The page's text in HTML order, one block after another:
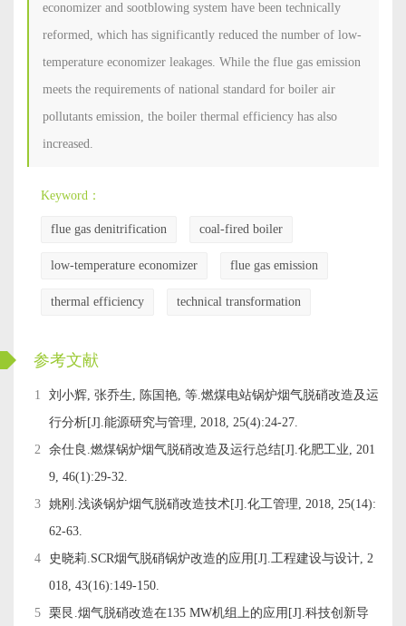
economizer and sootblowing system have been technically
reformed, which has significantly reduced the number of low-
temperature economizer leakages. While the flue gas emission
meets the requirements of national standard for boiler air
pollutants emission, the boiler thermal efficiency has also
increased.
Keyword：
flue gas denitrification coal-fired boiler
low-temperature economizer flue gas emission
thermal efficiency technical transformation
ckwx
参考文献
1
刘小辉, 张乔生, 陈国艳, 等.燃煤电站锅炉烟气脱硝改造及运
行分析[J].能源研究与管理, 2018, 25(4):24-27.
2 余仕良.燃煤锅炉烟气脱硝改造及运行总结[J].化肥工业, 201
9, 46(1):29-32.
3 姚刚.浅谈锅炉烟气脱硝改造技术[J].化工管理, 2018, 25(14):
62-63.
4
史晓莉.SCR烟气脱硝锅炉改造的应用[J].工程建设与设计, 2
018, 43(16):149-150.
5 栗艮.烟气脱硝改造在135 MW机组上的应用[J].科技创新导